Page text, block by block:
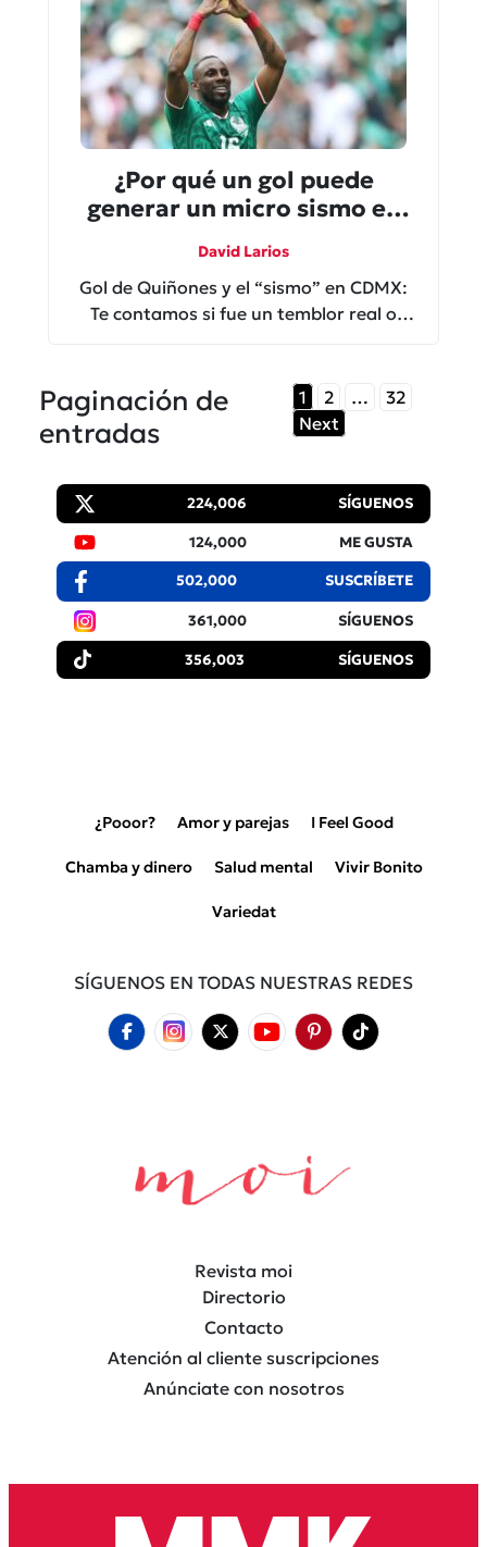
¿Por qué un gol puede
generar un micro sismo en
David Larios
Gol de Quiñones y el “sismo” en CDMX:
Te contamos si fue un temblor real o
Paginación de
entradas
1 2 …
32
Next
224,006 SÍGUENOS
124,000 ME GUSTA
502,000 SUSCRÍBETE
361,000 SÍGUENOS
356,003 SÍGUENOS
¿Pooor? Amor y parejas I Feel Good
Chamba y dinero Salud mental Vivir Bonito
Variedat
SÍGUENOS EN TODAS NUESTRAS REDES
Revista moi
Directorio
Contacto
Atención al cliente suscripciones
Anúnciate con nosotros